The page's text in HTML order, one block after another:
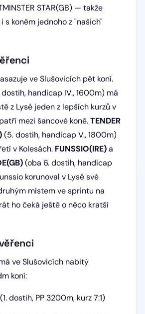
STAR(GB) — takže
s koněm jednoho z "našich"
ve Slušovicích pět koní.
dostih, handicap IV., 1600m) má
z Lysé jeden z lepších kurzů v
mezi šancové koně.TENDER
(5. dostih, handicap V., 1800m)
v Kolesách. FUNSSIO(IRE)a
(oba 6. dostih, handicap
korunoval v Lysé své
místem ve sprintu na
ho čeká ještě o něco kratší
ve Slušovicích nabitý
koní:
(1. dostih, PP 3200m, kurz 7:1)